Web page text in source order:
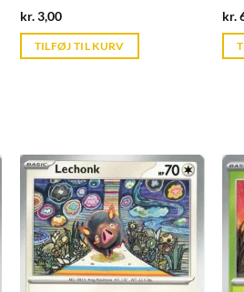
kr.3,00Current
is:
kr. 39,95.
TILFØJ TIL KURV
kr.